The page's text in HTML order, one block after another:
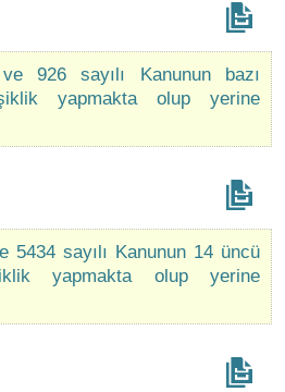
926 sayılı Kanunun bazı
yapmakta olup yerine
5434 sayılı Kanunun 14 üncü
yapmakta olup yerine